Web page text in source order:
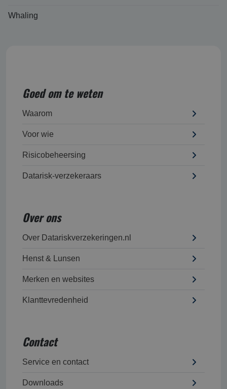
Whaling
Goed om te weten
Waarom
Voor wie
Risicobeheersing
Datarisk-verzekeraars
Over ons
Over Datariskverzekeringen.nl
Henst & Lunsen
Merken en websites
Klanttevredenheid
Contact
Service en contact
Downloads